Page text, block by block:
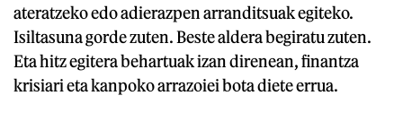
ateratzeko edo adierazpen arranditsuak egiteko.
Isiltasuna gorde zuten. Beste aldera begiratu zuten.
Eta hitz egitera behartuak izan direnean, finantza
krisiari eta kanpoko arrazoiei bota diete errua.